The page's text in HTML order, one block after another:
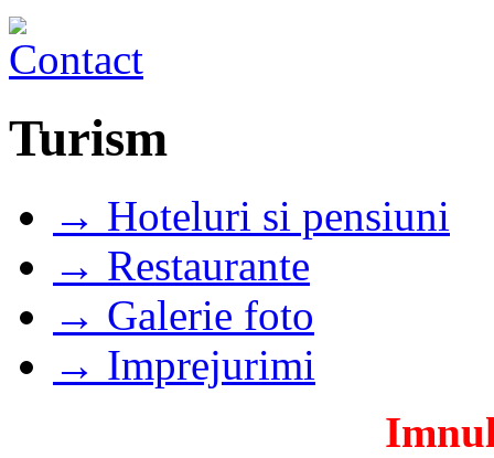
Turism
→ Hoteluri si pensiuni
→ Restaurante
→ Galerie foto
→ Imprejurimi